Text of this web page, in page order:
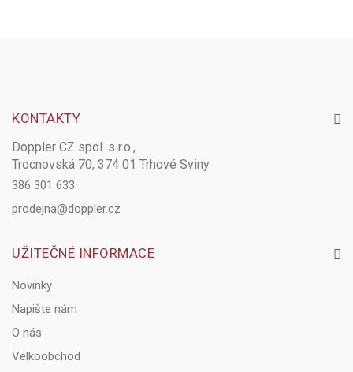
KONTAKTY
Doppler CZ spol. s r.o.,
Trocnovská 70, 374 01 Trhové Sviny
386 301 633
prodejna@doppler.cz
UŽITEČNÉ INFORMACE
Novinky
Napište nám
O nás
Velkoobchod